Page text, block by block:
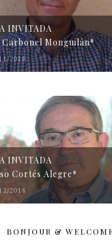
INVITADA
Carbonel Monguilán*
2016
INVITADA
Cortés Alegre*
2016
BONJOUR &